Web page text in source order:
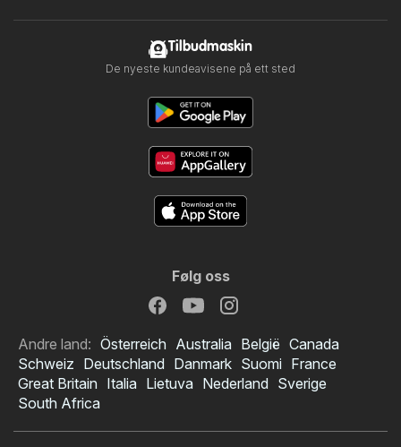
Tilbudmaskin
De nyeste kundeavisene på ett sted
Følg oss
Andre land: Österreich Australia België Canada
Schweiz Deutschland Danmark Suomi France
Great Britain Italia Lietuva Nederland Sverige
South Africa